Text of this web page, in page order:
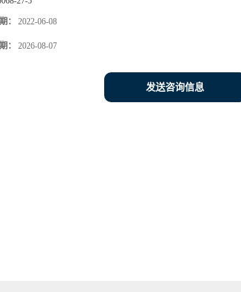
： 2022-06-08
： 2026-08-07
发送咨询信息